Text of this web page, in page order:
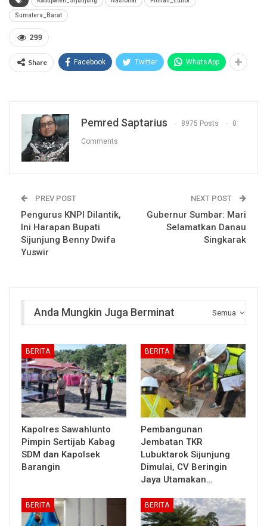
Sumatera_Barat
299
Share Facebook Twitter WhatsApp
Pemred Saptarius 8975 Posts 0
Comments
PREV POST
Pengurus KNPI Dilantik,
Ini Harapan Bupati
Sijunjung Benny Dwifa
Yuswir
NEXT POST
Gubernur Sumbar: Mari
Selamatkan Danau
Singkarak
Semua
Anda Mungkin Juga Berminat
BERITA
Kapolres Sawahlunto
Pimpin Sertijab Kabag
SDM dan Kapolsek
Barangin
BERITA
Pembangunan
Jembatan TKR
Lubuktarok Sijunjung
Dimulai, CV Beringin
Jaya Utamakan…
BERITA BERITA